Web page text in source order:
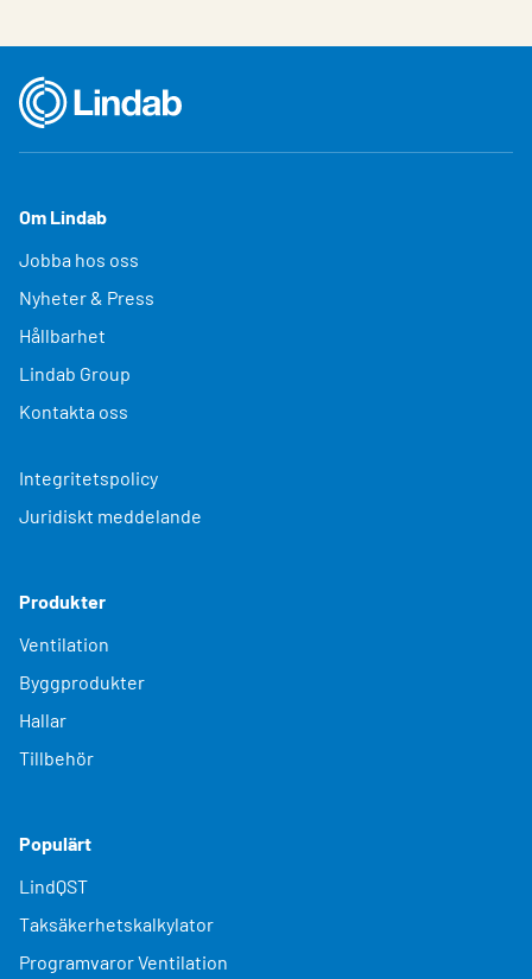
Om Lindab
Jobba hos oss
Nyheter & Press
Hållbarhet
Lindab Group
Kontakta oss
Integritetspolicy
Juridiskt meddelande
Produkter
Ventilation
Byggprodukter
Hallar
Tillbehör
Populärt
LindQST
Taksäkerhetskalkylator
Programvaror Ventilation